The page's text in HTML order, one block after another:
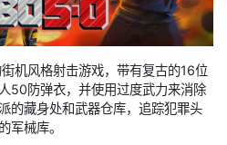
机风格射击游戏，带有复古的16位
50防弹衣，并使用过度武力来消除
的藏身处和武器仓库，追踪犯罪头
军械库。